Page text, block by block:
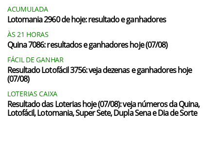
ACUMULADA
Lotomania 2960 de hoje: resultado e ganhadores
ÀS 21 HORAS
Quina 7086: resultados e ganhadores hoje (07/08)
FÁCIL DE GANHAR
Resultado Lotofácil 3756: veja dezenas e ganhadores hoje
(07/08)
LOTERIAS CAIXA
Resultado das Loterias hoje (07/08): veja números da Quina,
Lotofácil, Lotomania, Super Sete, Dupla Sena e Dia de Sorte